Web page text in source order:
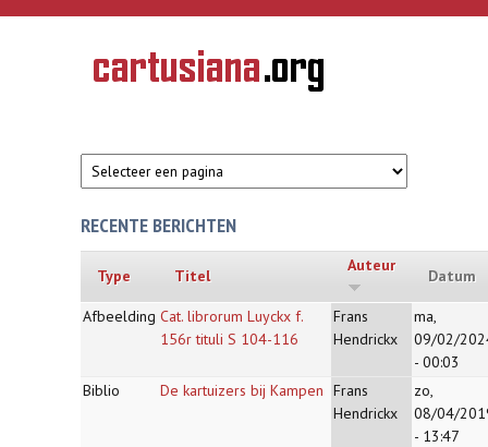
Overslaan en naar de inhoud gaan
CARTUSIANA
Geschiedenis
van de
RECENTE BERICHTEN
Type Titel
Auteur
Datum
Afbeelding Cat. librorum Luyckx f.
156r tituli S 104-116
Frans
Hendrickx
ma,
09/02/
- 00:03
Biblio
De kartuizers bij Kampen Frans
Hendrickx
zo,
08/04/
- 13:47